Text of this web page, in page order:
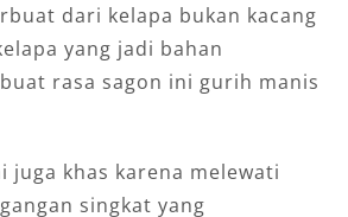
dari kelapa bukan kacang
yang jadi bahan
rasa sagon ini gurih manis
juga khas karena melewati
singkat yang